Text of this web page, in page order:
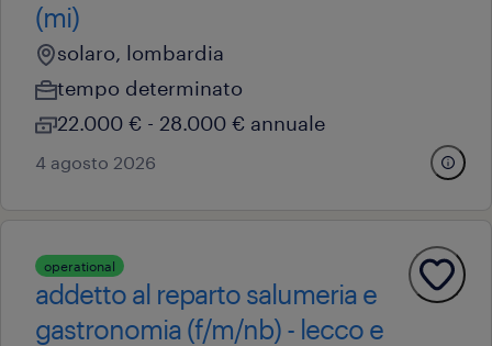
(mi)
solaro, lombardia
tempo determinato
22.000 € - 28.000 € annuale
4 agosto 2026
operational
addetto al reparto salumeria e
gastronomia (f/m/nb) - lecco e